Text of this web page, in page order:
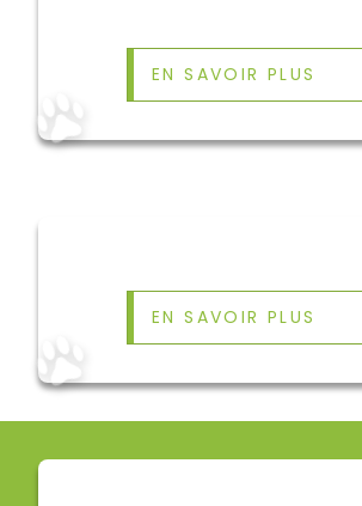
EN SAVOIR PLUS
EN SAVOIR PLUS